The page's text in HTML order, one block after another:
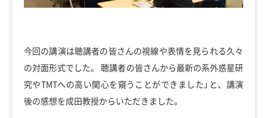
今回の講演は聴講者の皆さんの視線や表情を見られる久々
の対面形式でした。 聴講者の皆さんから最新の系外惑星研
究やTMTへの高い関心を窺うことができました」と、講演
後の感想を成田教授からいただきました。